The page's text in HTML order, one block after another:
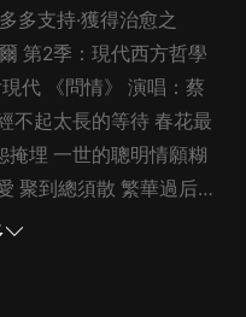
多支持·獲得治愈之
第2季：現代西方哲學
代 《問情》 演唱：蔡
不起太長的等待 春花最
掩埋 一世的聰明情願糊
聚到總須散 繁華過后成
一笑和你共俳徊